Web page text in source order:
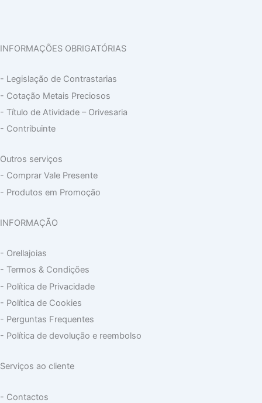
INFORMAÇÕES OBRIGATÓRIAS
- Legislação de Contrastarias
- Cotação Metais Preciosos
- Título de Atividade – Orivesaria
- Contribuinte
Outros serviços
- Comprar Vale Presente
- Produtos em Promoção
INFORMAÇÃO
- Orellajoias
- Termos & Condições
- Política de Privacidade
- Política de Cookies
- Perguntas Frequentes
- Política de devolução e reembolso
Serviços ao cliente
- Contactos